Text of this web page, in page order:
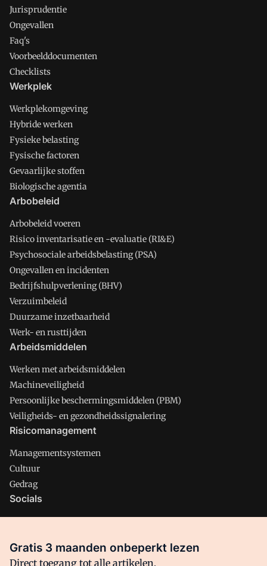
Jurisprudentie
Ongevallen
Faq's
Voorbeelddocumenten
Checklists
Werkplek
Werkplekomgeving
Hybride werken
Fysieke belasting
Fysische factoren
Gevaarlijke stoffen
Biologische agentia
Arbobeleid
Arbobeleid voeren
Risico inventarisatie en -evaluatie (RI&E)
Psychosociale arbeidsbelasting (PSA)
Ongevallen en incidenten
Bedrijfshulpverlening (BHV)
Verzuimbeleid
Duurzame inzetbaarheid
Werk- en rusttijden
Arbeidsmiddelen
Werken met arbeidsmiddelen
Machineveiligheid
Persoonlijke beschermingsmiddelen (PBM)
Veiligheids- en gezondheidssignalering
Risicomanagement
Managementsystemen
Cultuur
Gedrag
Socials
Facebook
Gratis 3 maanden onbeperkt lezen
Direct toegang tot alle artikelen,